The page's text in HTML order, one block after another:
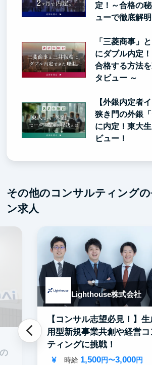
定！～合格の
ューで徹底解
「三菱商事」
にダブル内定
合格する方法
タビュー ～
【外銀内定者
狭き門の外銀「
に内定！東大
ビュー！
その他のコンサルティング
ン求人
Lighthouse株式会社
【コンサル志望必見！】
用型新規事業共創や経営
ティングに挑戦！
時給 1,500円〜3,000円